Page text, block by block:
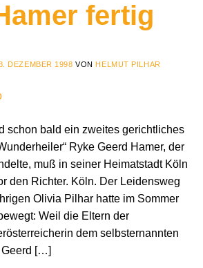
fertig
DEZEMBER 1998 VON HELMUT PILHAR
schon bald ein zweites gerichtliches
Ryke Geerd Hamer, der
muß in seiner Heimatstadt Köln
den Richter. Köln. Der Leidensweg
Olivia Pilhar hatte im Sommer
Weil die Eltern der
dem selbsternannten
[…]